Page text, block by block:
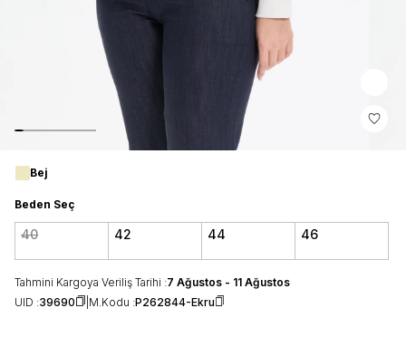
Bej
Beden Seç
40 42 44 46
Tahmini Kargoya Veriliş Tarihi :7 Ağustos - 11 Ağustos
UID :39690 M.Kodu :P262844-Ekru